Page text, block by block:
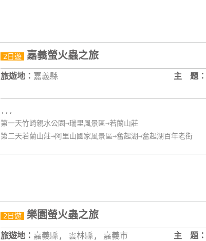
2日遊 嘉義螢火蟲之旅
旅遊地： 嘉義縣 主 題：
,,,
第一天竹崎親水公園→瑞里風景區→若蘭山莊
第二天若蘭山莊→阿里山國家風景區→奮起湖→奮起湖百年老街
2日遊 樂園螢火蟲之旅
旅遊地： 嘉義縣, 雲林縣, 嘉義市 主 題：